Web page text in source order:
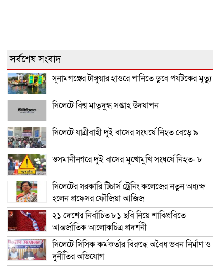
সর্বশেষ সংবাদ
সুনামগঞ্জের টাঙ্গুয়ার হাওরে পানিতে ডুবে পর্যটকের মৃত্যু
সিলেটে বিশ্ব মাতৃদুগ্ধ সপ্তাহ উদযাপন
সিলেটে যাত্রীবাহী দুই বাসের সংঘর্ষে নিহত বেড়ে ৯
ওসমানীনগরে দুই বাসের মুখোমুখি সংঘর্ষে নিহত- ৮
সিলেটের সরকারি টিচার্স ট্রেনিং কলেজের নতুন অধ্যক্ষ
হলেন প্রফেসর ফৌজিয়া আজিজ
২১ দেশের নির্বাচিত ৮১ ছবি নিয়ে শাবিপ্রবিতে
আন্তর্জাতিক আলোকচিত্র প্রদর্শনী
সিলেটে সিসিক কর্মকর্তার বিরুদ্ধে অবৈধ ভবন নির্মাণ ও
দুর্নীতির অভিযোগ